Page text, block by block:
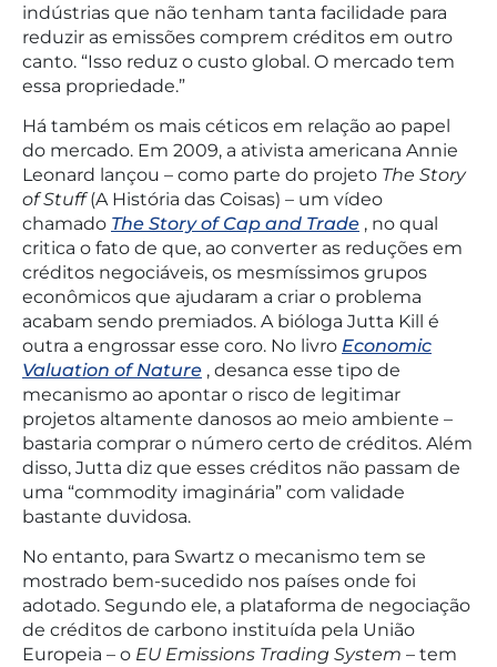
indústrias que não tenham tanta facilidade para
reduzir as emissões comprem créditos em outro
canto. “Isso reduz o custo global. O mercado tem
essa propriedade.”
Há também os mais céticos em relação ao papel
do mercado. Em 2009, a ativista americana Annie
Leonard lançou – como parte do projeto The Story
of Stuff(A História das Coisas) – um vídeo
chamado The Story of Cap and Trade , no qual
critica o fato de que, ao converter as reduções em
créditos negociáveis, os mesmíssimos grupos
econômicos que ajudaram a criar o problema
acabam sendo premiados. A bióloga Jutta Kill é
outra a engrossar esse coro. No livro Economic
Valuation of Nature , desanca esse tipo de
mecanismo ao apontar o risco de legitimar
projetos altamente danosos ao meio ambiente –
bastaria comprar o número certo de créditos. Além
disso, Jutta diz que esses créditos não passam de
uma “commodity imaginária” com validade
bastante duvidosa.
No entanto, para Swartz o mecanismo tem se
mostrado bem-sucedido nos países onde foi
adotado. Segundo ele, a plataforma de negociação
de créditos de carbono instituída pela União
Europeia – o EU Emissions Trading System – tem